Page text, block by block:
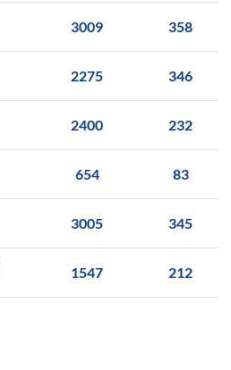
3009 358
2275 346
2400 232
654 83
3005 345
1547 212